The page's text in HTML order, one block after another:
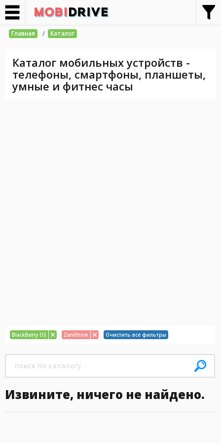
Главная / Каталог
Каталог мобильных устройств -
телефоны, смартфоны, планшеты,
умные и фитнес часы
BlackBerry OS Zenithink Очистить все фильтры
Извините, ничего не найдено.